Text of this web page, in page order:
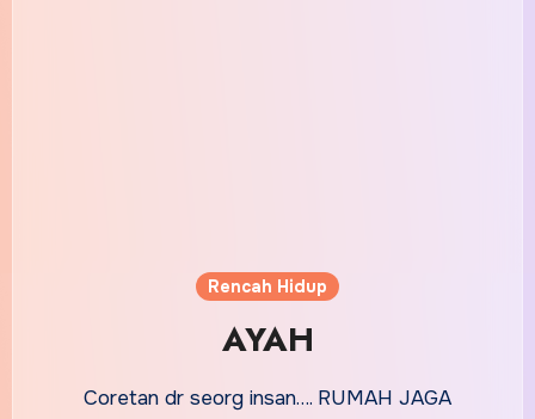
Rencah Hidup
AYAH
Coretan dr seorg insan…. RUMAH JAGA